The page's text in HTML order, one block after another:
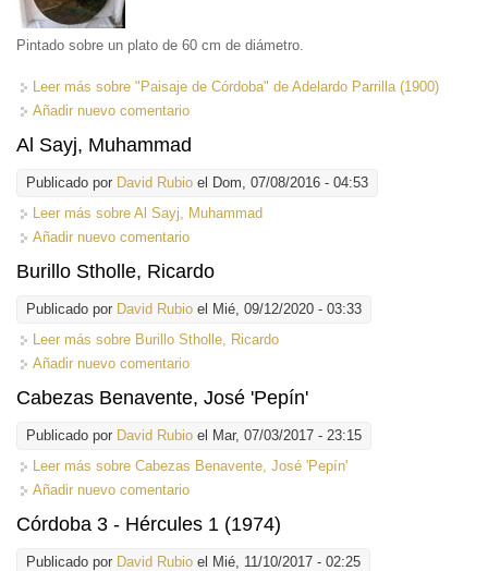
Pintado sobre un plato de 60 cm de diámetro.
Leer más sobre "Paisaje de Córdoba" de Adelardo Parrilla (1900)
Añadir nuevo comentario
Al Sayj, Muhammad
Publicado por David Rubio el Dom, 07/08/2016 - 04:53
Leer más sobre Al Sayj, Muhammad
Añadir nuevo comentario
Burillo Stholle, Ricardo
Publicado por David Rubio el Mié, 09/12/2020 - 03:33
Leer más sobre Burillo Stholle, Ricardo
Añadir nuevo comentario
Cabezas Benavente, José 'Pepín'
Publicado por David Rubio el Mar, 07/03/2017 - 23:15
Leer más sobre Cabezas Benavente, José 'Pepín'
Añadir nuevo comentario
Córdoba 3 - Hércules 1 (1974)
Publicado por David Rubio el Mié, 11/10/2017 - 02:25